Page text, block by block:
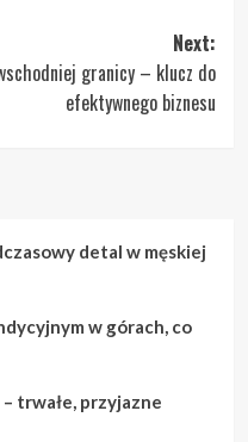
Next:
granicy – klucz do
efektywnego biznesu
detal w męskiej
w górach, co
trwałe, przyjazne